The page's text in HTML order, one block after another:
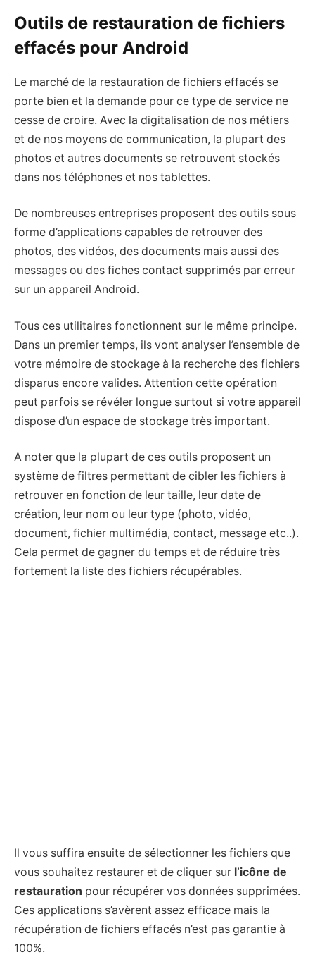
Outils de restauration de fichiers
effacés pour Android
Le marché de la restauration de fichiers effacés se
porte bien et la demande pour ce type de service ne
cesse de croire. Avec la digitalisation de nos métiers
et de nos moyens de communication, la plupart des
photos et autres documents se retrouvent stockés
dans nos téléphones et nos tablettes.
De nombreuses entreprises proposent des outils sous
forme d’applications capables de retrouver des
photos, des vidéos, des documents mais aussi des
messages ou des fiches contact supprimés par erreur
sur un appareil Android.
Tous ces utilitaires fonctionnent sur le même principe.
Dans un premier temps, ils vont analyser l’ensemble de
votre mémoire de stockage à la recherche des fichiers
disparus encore valides. Attention cette opération
peut parfois se révéler longue surtout si votre appareil
dispose d’un espace de stockage très important.
A noter que la plupart de ces outils proposent un
système de filtres permettant de cibler les fichiers à
retrouver en fonction de leur taille, leur date de
création, leur nom ou leur type (photo, vidéo,
document, fichier multimédia, contact, message etc..).
Cela permet de gagner du temps et de réduire très
fortement la liste des fichiers récupérables.
Il vous suffira ensuite de sélectionner les fichiers que
vous souhaitez restaurer et de cliquer sur l’icône de
restauration pour récupérer vos données supprimées.
Ces applications s’avèrent assez efficace mais la
récupération de fichiers effacés n’est pas garantie à
100%.